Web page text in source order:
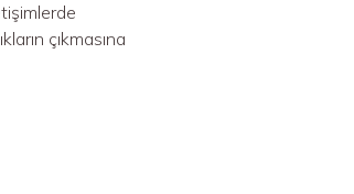
çıkmasına